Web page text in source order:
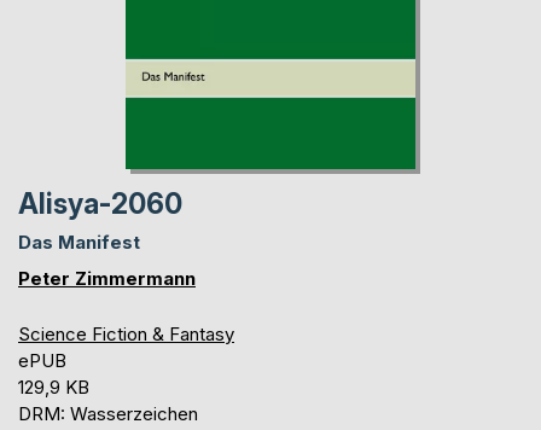
Alisya-2060
Das Manifest
Peter Zimmermann
Science Fiction & Fantasy
ePUB
129,9 KB
DRM: Wasserzeichen